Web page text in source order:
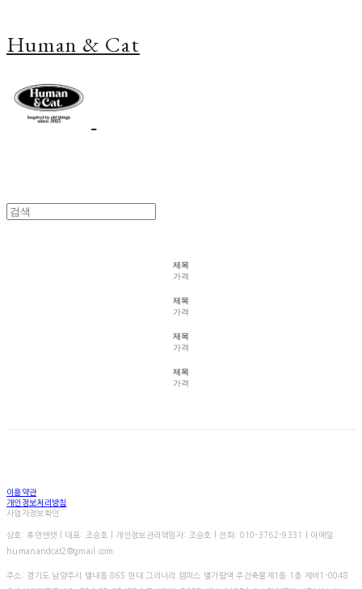
Human & Cat
제목
가격
제목
가격
제목
가격
제목
가격
이용약관
개인정보처리방침
사업자정보확인
상호: 휴먼앤캣 | 대표: 조승호 | 개인정보관리책임자: 조승호 | 전화: 010-3762-9331 | 이메일:
humanandcat2@gmail.com
주소: 경기도 남양주시 별내동 865 현대 그리너리 캠퍼스 별가람역 주건축물제1동 1층 제비1-0048